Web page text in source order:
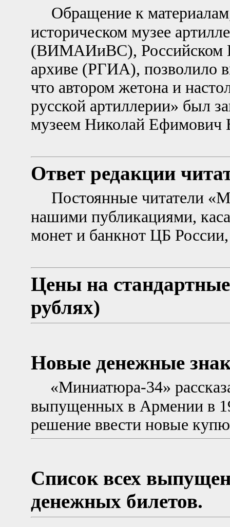
Обращение к
историческом музее
(ВИМАИиВС), Российском
архиве (РГИА), позволило
что автором жетона и
русской артиллерии» был
музеем Николай Ефимович
Ответ редакции
Постоянные читатели
нашими публикациями,
монет и банкнот ЦБ
Цены на
рублях)
Новые денежные
«Миниатюра-34»
выпущенных в Армении в
решение ввести новые
Список всех
денежных билетов.